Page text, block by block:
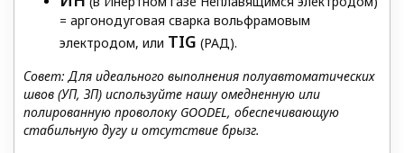
= аргонодуговая сварка вольфрамовым
электродом, или TIG (РАД).
Совет: Для идеального выполнения полуавтоматических
швов (УП, ЗП) используйте нашу омедненную или
полированную проволоку GOODEL, обеспечивающую
стабильную дугу и отсутствие брызг.